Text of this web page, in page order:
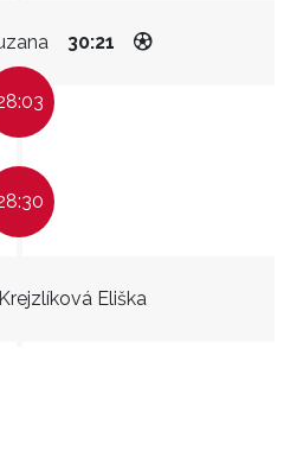
30:21
Krejzlíková Eliška